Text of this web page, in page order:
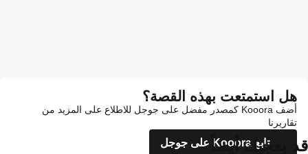
هل استمتعت بهذه القصة؟
أضف Kooora كمصدر مفضل على جوجل للاطلاع على المزيد من
تقاريرنا
تابع Kooora على جوجل
قد يعجبك أيضاً